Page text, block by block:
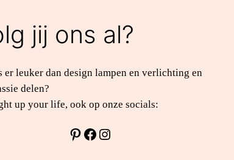
jij ons al?
er leuker dan design lampen en verlichting en
delen?
up your life, ook op onze socials:
Pinterest Facebook Instagram